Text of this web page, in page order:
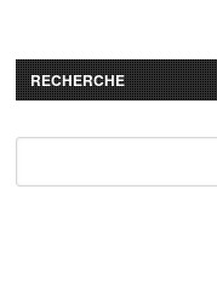
RECHERCHE